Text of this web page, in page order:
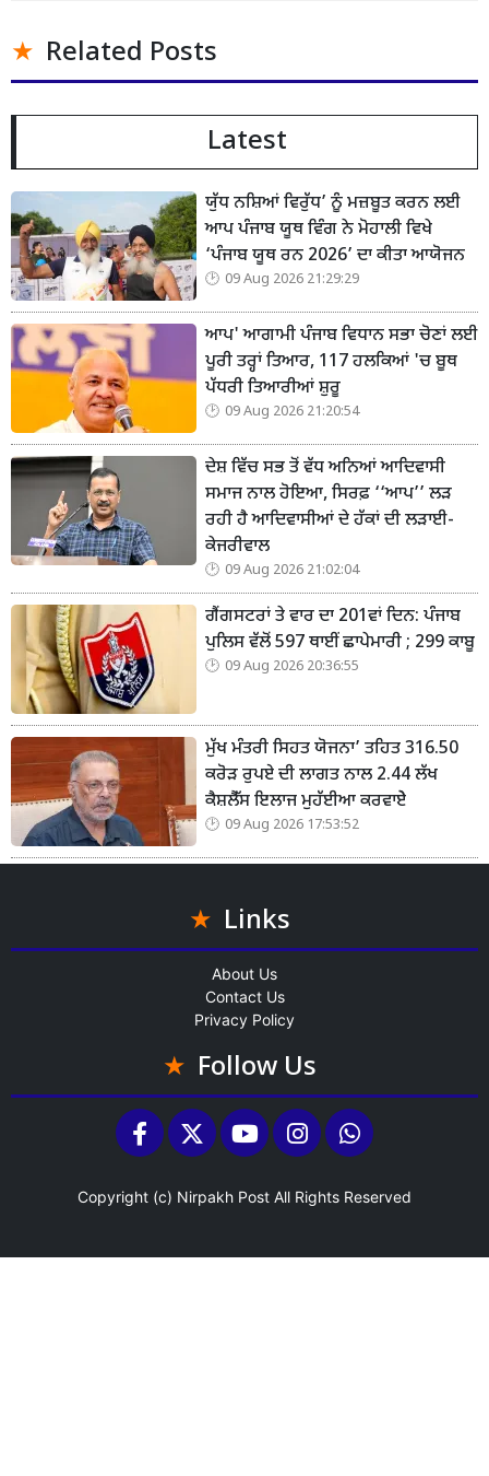
Related Posts
Latest
ਯੁੱਧ ਨਸ਼ਿਆਂ ਵਿਰੁੱਧ’ ਨੂੰ ਮਜ਼ਬੂਤ ਕਰਨ ਲਈ
ਆਪ ਪੰਜਾਬ ਯੂਥ ਵਿੰਗ ਨੇ ਮੋਹਾਲੀ ਵਿਖੇ
‘ਪੰਜਾਬ ਯੂਥ ਰਨ 2026’ ਦਾ ਕੀਤਾ ਆਯੋਜਨ
09 Aug 2026 21:29:29
ਆਪ' ਆਗਾਮੀ ਪੰਜਾਬ ਵਿਧਾਨ ਸਭਾ ਚੋਣਾਂ ਲਈ
ਪੂਰੀ ਤਰ੍ਹਾਂ ਤਿਆਰ, 117 ਹਲਕਿਆਂ 'ਚ ਬੂਥ
ਪੱਧਰੀ ਤਿਆਰੀਆਂ ਸ਼ੁਰੂ
09 Aug 2026 21:20:54
ਦੇਸ਼ ਵਿੱਚ ਸਭ ਤੋਂ ਵੱਧ ਅਨਿਆਂ ਆਦਿਵਾਸੀ
ਸਮਾਜ ਨਾਲ ਹੋਇਆ, ਸਿਰਫ਼ ‘‘ਆਪ’’ ਲੜ
ਰਹੀ ਹੈ ਆਦਿਵਾਸੀਆਂ ਦੇ ਹੱਕਾਂ ਦੀ ਲੜਾਈ-
ਕੇਜਰੀਵਾਲ
09 Aug 2026 21:02:04
ਗੈਂਗਸਟਰਾਂ ਤੇ ਵਾਰ ਦਾ 201ਵਾਂ ਦਿਨ: ਪੰਜਾਬ
ਪੁਲਿਸ ਵੱਲੋਂ 597 ਥਾਈਂ ਛਾਪੇਮਾਰੀ ; 299 ਕਾਬੂ
09 Aug 2026 20:36:55
ਮੁੱਖ ਮੰਤਰੀ ਸਿਹਤ ਯੋਜਨਾ’ ਤਹਿਤ 316.50
ਕਰੋੜ ਰੁਪਏ ਦੀ ਲਾਗਤ ਨਾਲ 2.44 ਲੱਖ
ਕੈਸ਼ਲੈੱਸ ਇਲਾਜ ਮੁਹੱਈਆ ਕਰਵਾਏੇ
09 Aug 2026 17:53:52
Links
About Us
Contact Us
Privacy Policy
Follow Us
Copyright (c) Nirpakh Post All Rights Reserved